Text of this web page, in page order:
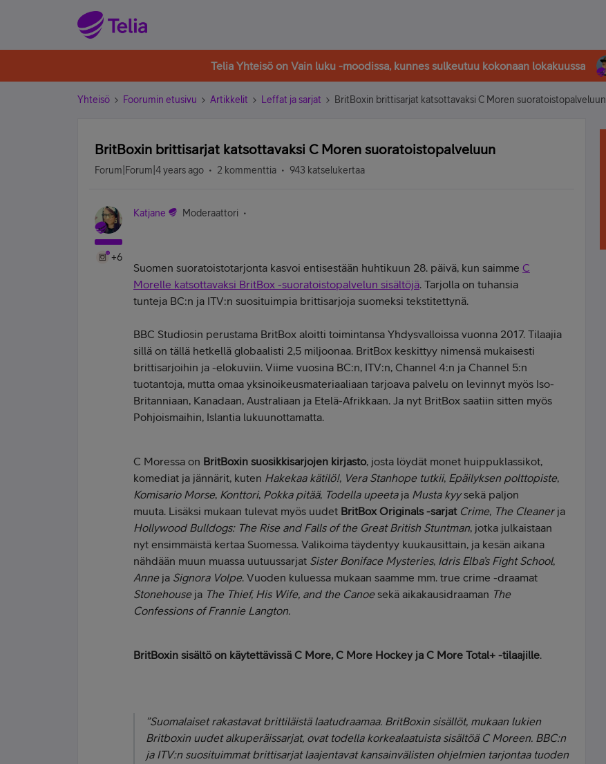
Telia Yhteisö on Vain luku -moodissa, kunnes sulkeutuu kokonaan lokakuussa
Yhteisö Foorumin etusivu Artikkelit Leffat ja sarjat BritBoxin brittisarjat katsottavaksi C Moren suoratoistopalveluun
BritBoxin brittisarjat katsottavaksi C Moren suoratoistopalveluun
Forum|Forum|4 years ago 2 kommenttia 943 katselukertaa
+6
Katjane Moderaattori
Suomen suoratoistotarjonta kasvoi entisestään huhtikuun 28. päivä, kun saimme C
Morelle katsottavaksi BritBox -suoratoistopalvelun sisältöjä. Tarjolla on tuhansia
tunteja BC:n ja ITV:n suosituimpia brittisarjoja suomeksi tekstitettynä.
BBC Studiosin perustama BritBox aloitti toimintansa Yhdysvalloissa vuonna 2017. Tilaajia
sillä on tällä hetkellä globaalisti 2,5 miljoonaa. BritBox keskittyy nimensä mukaisesti
brittisarjoihin ja -elokuviin. Viime vuosina BC:n, ITV:n, Channel 4:n ja Channel 5:n
tuotantoja, mutta omaa yksinoikeusmateriaaliaan tarjoava palvelu on levinnyt myös Iso-
Britanniaan, Kanadaan, Australiaan ja Etelä-Afrikkaan. Ja nyt BritBox saatiin sitten myös
Pohjoismaihin, Islantia lukuunottamatta.
C Moressa on BritBoxin suosikkisarjojen kirjasto, josta löydät monet huippuklassikot,
komediat ja jännärit, kuten Hakekaa kätilö!, Vera Stanhope tutkii, Epäilyksen polttopiste,
Komisario Morse, Konttori, Pokka pitää, Todella upeetaja Musta kyysekä paljon
muuta. Lisäksi mukaan tulevat myös uudet BritBox Originals -sarjat Crime, The Cleanerja
Hollywood Bulldogs: The Rise and Falls of the Great British Stuntman, jotka julkaistaan
nyt ensimmäistä kertaa Suomessa. Valikoima täydentyy kuukausittain, ja kesän aikana
nähdään muun muassa uutuussarjat Sister Boniface Mysteries, Idris Elba’s Fight School,
Anneja Signora Volpe. Vuoden kuluessa mukaan saamme mm. true crime -draamat
Stonehouseja The Thief, His Wife, and the Canoesekä aikakausidraaman The
Confessions of Frannie Langton.
BritBoxin sisältö on käytettävissä C More, C More Hockey ja C More Total+ -tilaajille.
”Suomalaiset rakastavat brittiläistä laatudraamaa. BritBoxin sisällöt, mukaan lukien
Britboxin uudet alkuperäissarjat, ovat todella korkealaatuista sisältöä C Moreen. BBC:n
ja ITV:n suosituimmat brittisarjat laajentavat kansainvälisten ohjelmien tarjontaa tuoden